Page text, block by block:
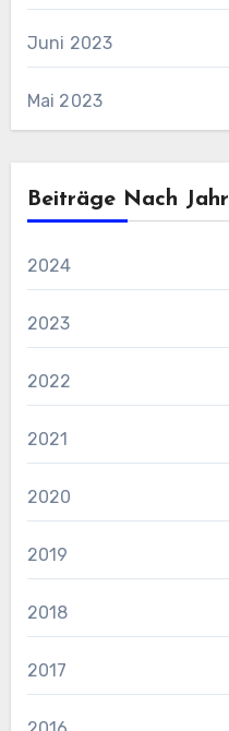
Juni 2023
Mai 2023
Beiträge Nach Jahr
2024
2023
2022
2021
2020
2019
2018
2017